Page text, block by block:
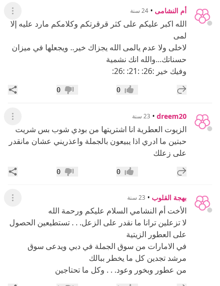
أم النشامى • 24 سنة عرض
الله اكبر عليكم على كثر قرقرتكم وكلامكم مارد عليه إلا
لمى
لاخلى ولا عدم يالمى الله يجزاك خير.. ويجعلها في ميزان
حسناتك...والله انك نشمية
وفيك خير :26: :21: :26:
إضافة رد جديد إعجاب0 عدم إعجاب
0
dreem20
• 23 سنة عرض
الزيوت العطرية انا اشتريتها من بودي شوب بس شريت
حبتين ما ادري اذا يبيعون بالجملة واعذريني عشان مانقدر
على زعلك
إضافة رد جديد إعجاب0 عدم إعجاب
0
بهجة القلوب • 23 سنة عرض
الأخت أم النشامي السلام عليكم ورحمة الله
لا تزعلين ترانا ما نقدر على الزعل. . . تستطيعين الحصول
على العطور الزيتية
في الامارات من سوق الجملة في دبي ويدعى سوق
مرشد تجدين كل ما يخطر ببالك
من عطور وبخور وعود. . . وكل ما تحتاجين